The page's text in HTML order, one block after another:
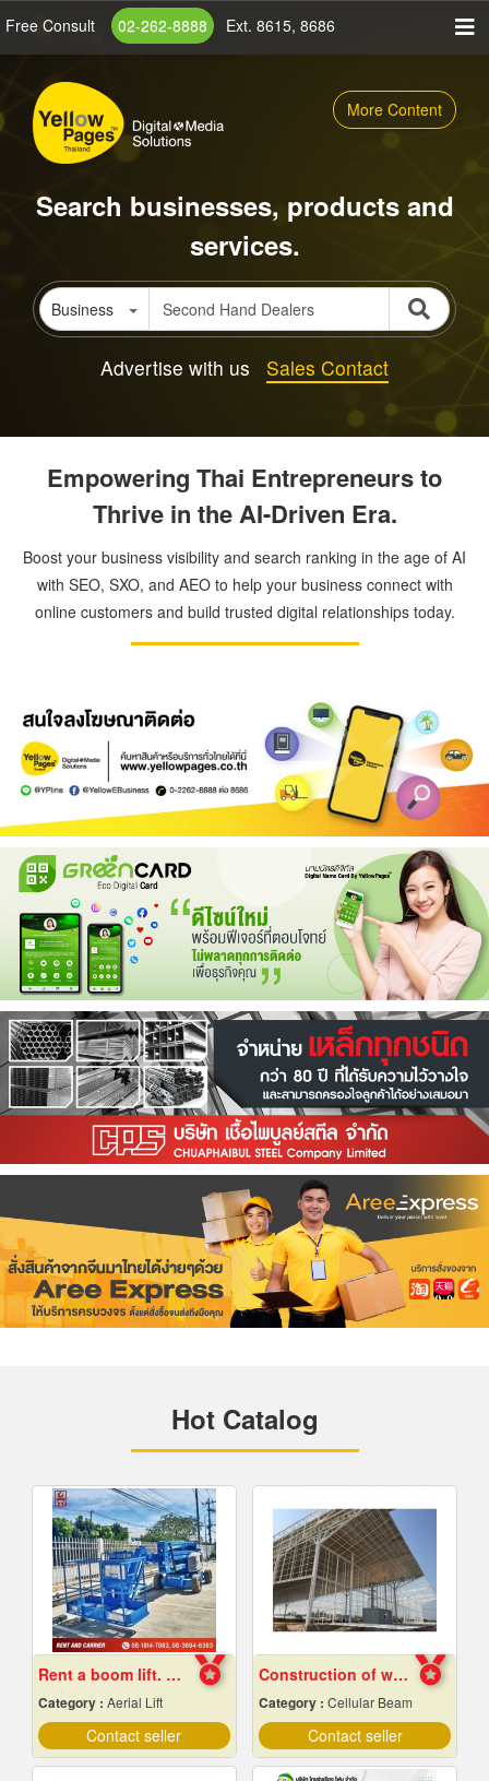
content
Free Consult 02-262-8888 Ext. 8615, 8686
More Content
Search businesses, products and
services.
Business
Advertise with us Sales Contact
Empowering Thai Entrepreneurs to
Thrive in the AI-Driven Era.
Boost your business visibility and search ranking in the age of AI
with SEO, SXO, and AEO to help your business connect with
online customers and build trusted digital relationships today.
Hot Catalog
Rent a boom lift. Cheap price.
Category : Aerial Lift
Contact seller
Construction of warehouse structure
Category : Cellular Beam
Contact seller